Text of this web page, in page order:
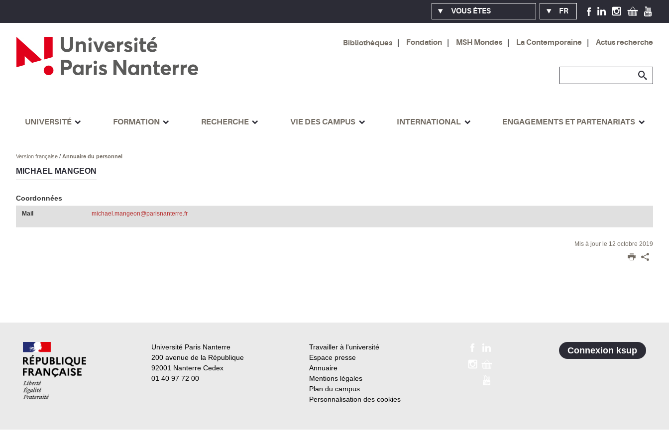
VOUS ÊTES FR
Bibliothèques Fondation MSH Mondes La Contemporaine Actus recherche
UNIVERSITÉ FORMATION RECHERCHE VIE DES CAMPUS INTERNATIONAL ENGAGEMENTS ET PARTENARIATS
Version française/ Annuaire du personnel
MICHAEL MANGEON
Coordonnées
Mail michael.mangeon@parisnanterre.fr
Mis à jour le 12 octobre 2019
Université Paris Nanterre
200 avenue de la République
92001 Nanterre Cedex
01 40 97 72 00
Travailler à l'université
Espace presse
Annuaire
Mentions légales
Plan du campus
Personnalisation des cookies
Connexion ksup